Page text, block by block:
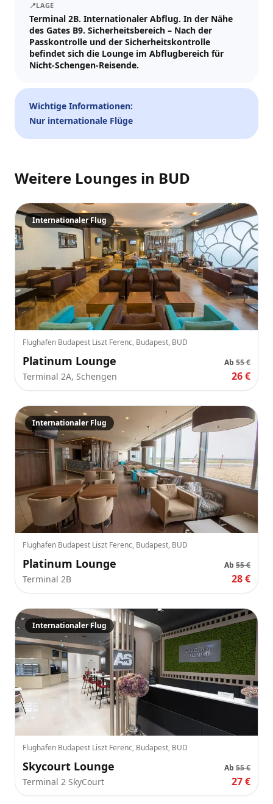
Besuchsdatum
—
Gäste
Bis zu 10 Gäste.
Promo-Code (optional)
1×27EUR
TOTAL
27EUR Abbr. Crypto
Zahlen
Zur Kasse
Karte/ApplePay
📍LAGE
Terminal 2B. Internationaler Abflug. In der Nähe
des Gates B9. Sicherheitsbereich – Nach der
Passkontrolle und der Sicherheitskontrolle
befindet sich die Lounge im Abflugbereich für
Nicht-Schengen-Reisende.
Wichtige Informationen:
Nur internationale Flüge
Weitere Lounges in BUD
Internationaler Flug
Flughafen Budapest Liszt Ferenc, Budapest, BUD
Platinum Lounge Ab 55 €
Terminal 2A, Schengen 26 €
Internationaler Flug
Flughafen Budapest Liszt Ferenc, Budapest, BUD
Platinum Lounge Ab 55 €
Terminal 2B 28 €
Internationaler Flug
Flughafen Budapest Liszt Ferenc, Budapest, BUD
Skycourt Lounge Ab 55 €
Terminal 2 SkyCourt 27 €